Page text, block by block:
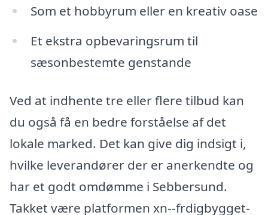
Som et hobbyrum eller en kreativ oase
Et ekstra opbevaringsrum til
sæsonbestemte genstande
Ved at indhente tre eller flere tilbud kan
du også få en bedre forståelse af det
lokale marked. Det kan give dig indsigt i,
hvilke leverandører der er anerkendte og
har et godt omdømme i Sebbersund.
Takket være platformen xn--frdigbygget-